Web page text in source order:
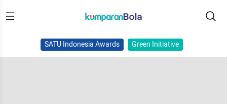
SATU Indonesia Awards Green Initiative